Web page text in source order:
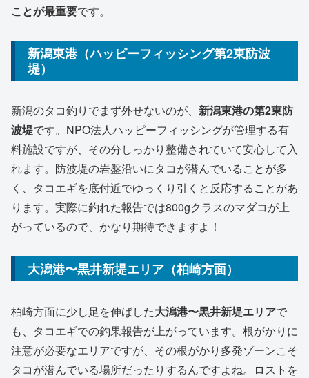
ことが最重要です。
新潟東港（ハッピーフィッシング第2東防波
堤）
新潟のタコ釣りでまず外せないのが、 新潟東港の第2東防
波堤です。NPO法人ハッピーフィッシングが管理する有
料施設ですが、その分しっかり整備されていて安心して入
れます。防波堤の岩盤沿いにタコが潜んでいることが多
く、タコエギを底付近でゆっくり引くと反応することがあ
ります。実際に釣れた報告では800gクラスのマダコが上
がっているので、かなり期待できますよ！
大潟港〜黒井新堤エリア（柏崎方面）
柏崎方面に少し足を伸ばした大潟港〜黒井新堤エリアで
も、タコエギでの釣果報告が上がっています。根がかりに
注意が必要なエリアですが、その根がかり多発ゾーンこそ
タコが潜んでいる場所だったりするんですよね。ロストを